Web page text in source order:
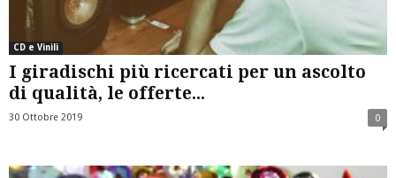
CD e Vinili
I giradischi più ricercati per un ascolto
di qualità, le offerte...
30 Ottobre 2019 0